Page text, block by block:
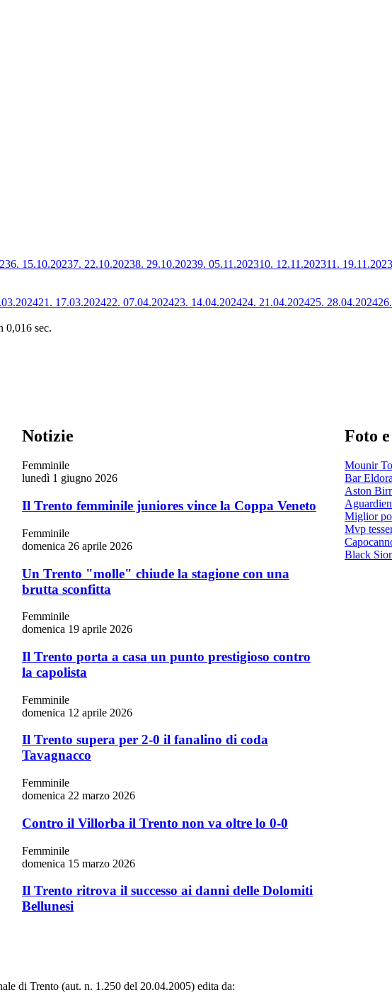
6. 15.10.20237. 22.10.20238. 29.10.20239. 05.11.202310. 12.11.202311. 19.11.2023
21. 17.03.202422. 07.04.202423. 14.04.202424. 21.04.202425. 28.04.202426.
0,016 sec.
Notizie
Femminile
lunedì 1 giugno 2026
Il Trento femminile juniores vince la Coppa Veneto
Femminile
domenica 26 aprile 2026
Un Trento "molle" chiude la stagione con una
brutta sconfitta
Femminile
domenica 19 aprile 2026
Il Trento porta a casa un punto prestigioso contro
la capolista
Femminile
domenica 12 aprile 2026
Il Trento supera per 2-0 il fanalino di coda
Tavagnacco
Femminile
domenica 22 marzo 2026
Contro il Villorba il Trento non va oltre lo 0-0
Femminile
domenica 15 marzo 2026
Il Trento ritrova il successo ai danni delle Dolomiti
Bellunesi
Foto
Mounir
Bar
Aston
Miglior
Mvp
Black
di Trento (aut. n. 1.250 del 20.04.2005) edita da: